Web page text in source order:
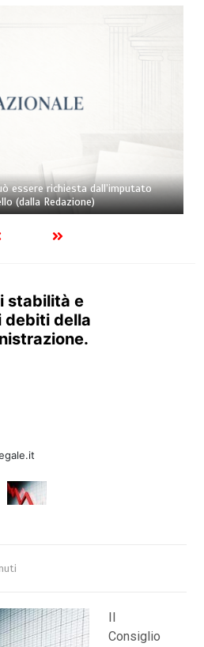
omosessuale anche nel caso
dell’entrata in vigore della
Redazione)
stabilità e
debiti della
Il
Consiglio